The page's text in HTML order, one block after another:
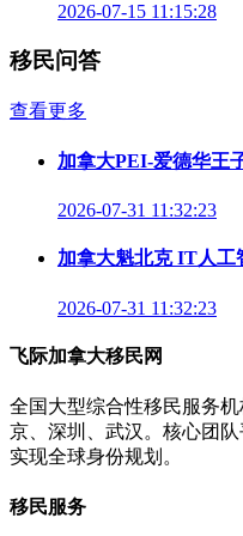
2026-07-15 11:15:28
移民问答
查看更多
加拿大PEI-爱德华王
2026-07-31 11:32:23
加拿大魁北克 IT人工
2026-07-31 11:32:23
飞际加拿大移民网
全国大型综合性移民服务
京、深圳、武汉。核心团
实现全球身份规划。
移民服务